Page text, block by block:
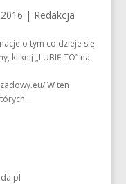
| Redakcja
o tym co dzieje się
kliknij „LUBIĘ TO” na
W ten